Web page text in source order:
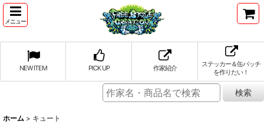
メニュー
NEW ITEM PICK UP 作家紹介
ステッカー＆缶バッチ
を作りたい！
ホーム > キュート